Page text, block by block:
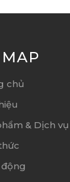
chủ
& Dịch vụ